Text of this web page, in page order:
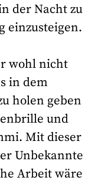
der Nacht zu
einzusteigen.
wohl nicht
in dem
holen geben
und
Mit dieser
Unbekannte
Arbeit wäre